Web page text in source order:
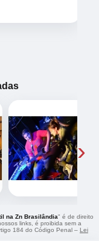
›
na Zn Brasilândia" é de direito
links, é proibida sem a
184 do Código Penal – Lei